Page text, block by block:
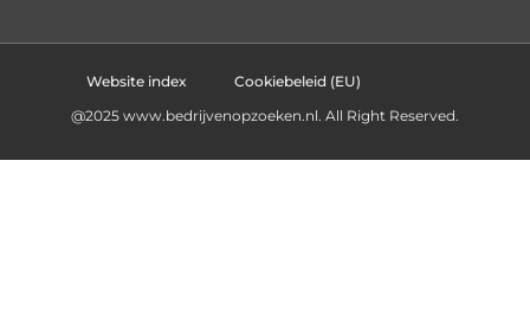
Website index
Cookiebeleid (EU)
@2025 www.bedrijvenopzoeken.nl. All Right Reserved.